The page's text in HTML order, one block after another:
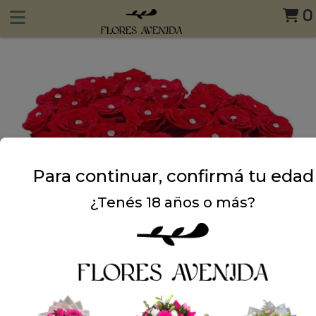
0
Para continuar, confirmá tu edad
¿Tenés 18 años o más?